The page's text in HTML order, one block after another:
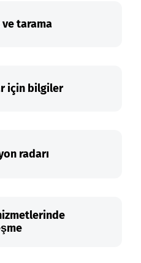
ve tarama
için bilgiler
radarı